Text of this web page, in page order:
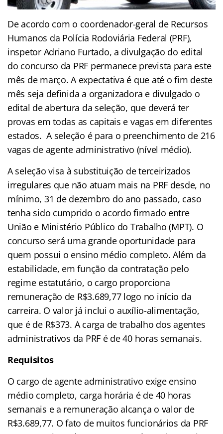
De acordo com o coordenador-geral de Recursos
Humanos da Polícia Rodoviária Federal (PRF),
inspetor Adriano Furtado, a divulgação do edital
do concurso da PRF permanece prevista para este
mês de março. A expectativa é que até o fim deste
mês seja definida a organizadora e divulgado o
edital de abertura da seleção, que deverá ter
provas em todas as capitais e vagas em diferentes
estados. A seleção é para o preenchimento de 216
vagas de agente administrativo (nível médio).
A seleção visa à substituição de terceirizados
irregulares que não atuam mais na PRF desde, no
mínimo, 31 de dezembro do ano passado, caso
tenha sido cumprido o acordo firmado entre
União e Ministério Público do Trabalho (MPT). O
concurso será uma grande oportunidade para
quem possui o ensino médio completo. Além da
estabilidade, em função da contratação pelo
regime estatutário, o cargo proporciona
remuneração de R$3.689,77 logo no início da
carreira. O valor já inclui o auxílio-alimentação,
que é de R$373. A carga de trabalho dos agentes
administrativos da PRF é de 40 horas semanais.
Requisitos
O cargo de agente administrativo exige ensino
médio completo, carga horária é de 40 horas
semanais e a remuneração alcança o valor de
R$3.689,77. O fato de muitos funcionários da PRF